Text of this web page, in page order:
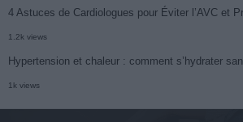
4 Astuces de Cardiologues pour Éviter l’AVC et
1.2k views
Hypertension et chaleur : comment s’hydrater
1k views